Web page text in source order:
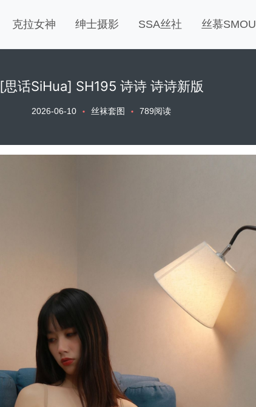
克拉女神 绅士摄影 SSA丝社 丝慕SMOU
[思话SiHua] SH195 诗诗 诗诗新版
2026-06-10 丝袜套图 789阅读